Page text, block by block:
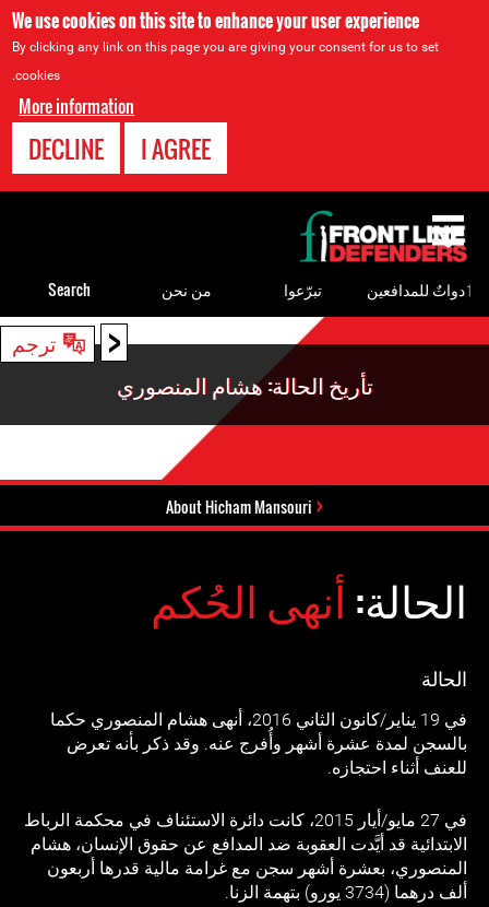
We use cookies on this site to enhance your user experience
By clicking any link on this page you are giving your consent for us to set
cookies.
More information
I AGREE
DECLINE
< ترجم
تأريخ الحالة: هشام المنصوري
About Hicham Mansouri
الحالة: أنهى الحُكم
الحالة
في 19 يناير/كانون الثاني 2016، أنهى هشام المنصوري حكما
بالسجن لمدة عشرة أشهر وأُفرج عنه. وقد ذكر بأنه تعرض
للعنف أثناء احتجازه.
في 27 مايو/أيار 2015، كانت دائرة الاستئناف في محكمة الرباط
الابتدائية قد أيَّدت العقوبة ضد المدافع عن حقوق الإنسان، هشام
المنصوري، بعشرة أشهر سجن مع غرامة مالية قدرها أربعون
ألف درهما (3734 يورو) بتهمة الزنا.
to
top
ٲدواتٌ للمدافعين تبرّعوا من نحن Search